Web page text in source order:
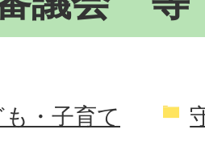
・子育て